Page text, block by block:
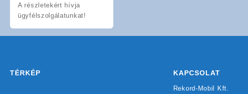
A részletekért hívja
ügyfélszolgálatunkat!
TÉRKÉP KAPCSOLAT
Rekord-Mobil Kft.